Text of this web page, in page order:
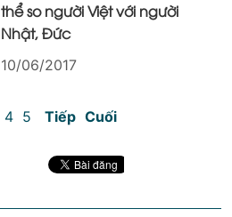
thể so người Việt với người
Nhật, Đức
10/06/2017
4 5 Tiếp Cuối